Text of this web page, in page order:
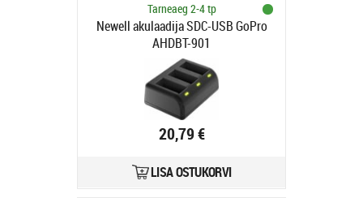
Tarneaeg 2-4 tp
Newell akulaadija SDC-USB GoPro
AHDBT-901
20,79 €
LISA OSTUKORVI